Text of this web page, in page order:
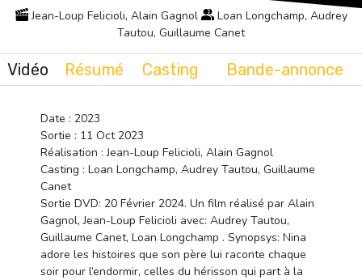
Jean-Loup Felicioli, Alain Gagnol
Loan Longchamp, Audrey
Tautou, Guillaume Canet
Vidéo Résumé Casting Bande-annonce
Date : 2023
Sortie : 11 Oct 2023
Réalisation : Jean-Loup Felicioli, Alain Gagnol
Casting : Loan Longchamp, Audrey Tautou, Guillaume
Canet
Sortie DVD: 20 Février 2024. Un film réalisé par Alain
Gagnol, Jean-Loup Felicioli avec: Audrey Tautou,
Guillaume Canet, Loan Longchamp . Synopsys: Nina
adore les histoires que son père lui raconte chaque
soir pour l’endormir, celles du hérisson qui part à la